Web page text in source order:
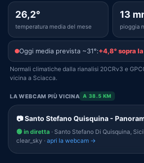
26,2°
temperatura media del mese
13
pioggia
Oggi media prevista ~31°:+4,8° sopra
Normali climatiche dalla rianalisi 20CRv3 e
vicina a Sciacca.
LA WEBCAM PIÙ VICINA A 38.5 KM
📷 Santo Stefano Quisquina -
🟢 in diretta · Santo Stefano Di Quisquina,
clear_sky · apri la webcam →